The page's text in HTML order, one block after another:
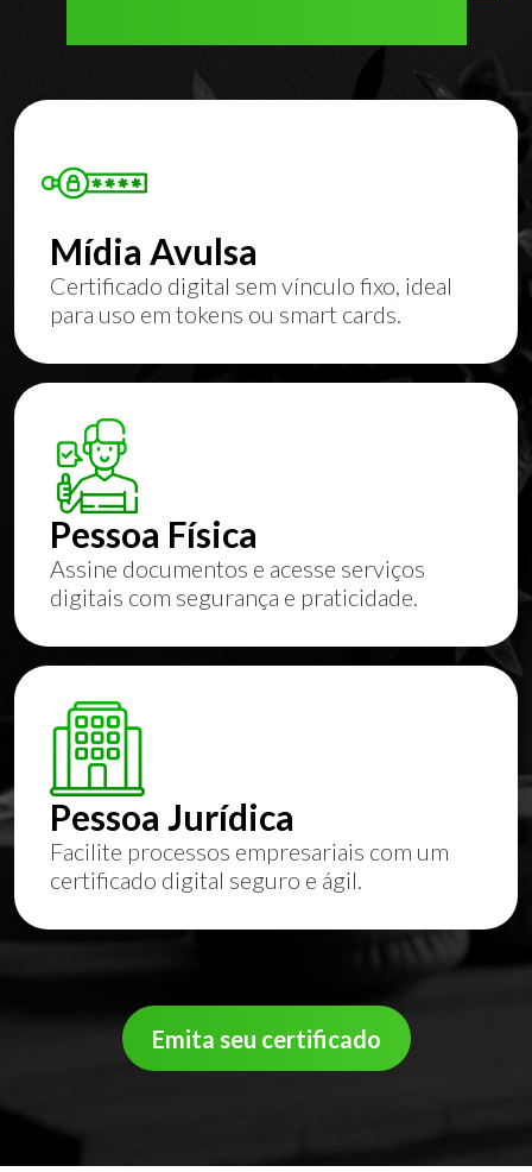
Mídia Avulsa
Certificado digital sem vínculo fixo, ideal
para uso em tokens ou smart cards.
Pessoa Física
Assine documentos e acesse serviços
digitais com segurança e praticidade.
Pessoa Jurídica
Facilite processos empresariais com um
certificado digital seguro e ágil.
Emita seu certificado